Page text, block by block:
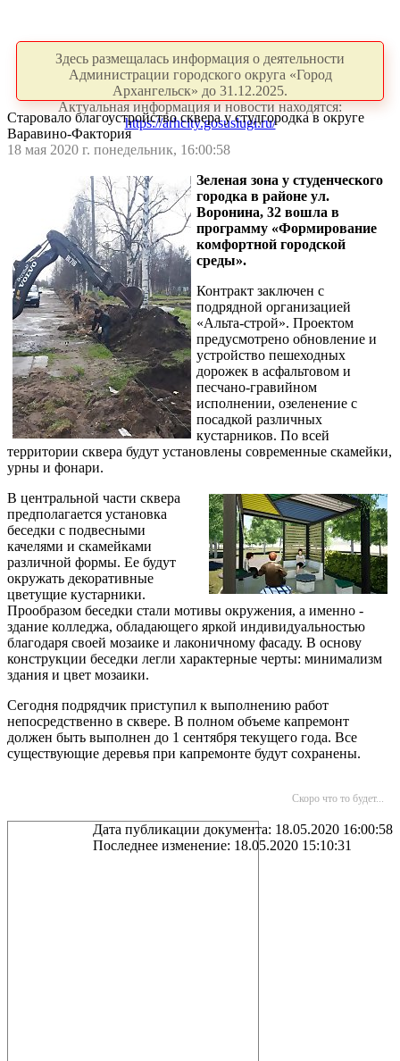
Здесь размещалась информация о деятельности
Администрации городского округа «Город
Архангельск» до 31.12.2025.
Актуальная информация и новости находятся:
https://arhcity.gosuslugi.ru/
Старовало благоустройство сквера у студгородка в округе
Варавино-Фактория
18 мая 2020 г. понедельник, 16:00:58
Зеленая зона у студенческого
городка в районе ул.
Воронина, 32 вошла в
программу «Формирование
комфортной городской
среды».
Контракт заключен с
подрядной организацией
«Альта-строй». Проектом
предусмотрено обновление и
устройство пешеходных
дорожек в асфальтовом и
песчано-гравийном
исполнении, озеленение с
посадкой различных
кустарников. По всей
территории сквера будут установлены современные скамейки,
урны и фонари.
В центральной части сквера
предполагается установка
беседки с подвесными
качелями и скамейками
различной формы. Ее будут
окружать декоративные
цветущие кустарники.
Прообразом беседки стали мотивы окружения, а именно -
здание колледжа, обладающего яркой индивидуальностью
благодаря своей мозаике и лаконичному фасаду. В основу
конструкции беседки легли характерные черты: минимализм
здания и цвет мозаики.
Сегодня подрядчик приступил к выполнению работ
непосредственно в сквере. В полном объеме капремонт
должен быть выполнен до 1 сентября текущего года. Все
существующие деревья при капремонте будут сохранены.
Скоро что то будет...
Дата публикации документа: 18.05.2020 16:00:58
Последнее изменение: 18.05.2020 15:10:31